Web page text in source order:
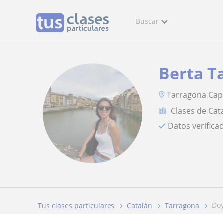
Buscar
Berta
Tarragona
Clases de
Datos
Tus clases particulares Catalán Tarragona